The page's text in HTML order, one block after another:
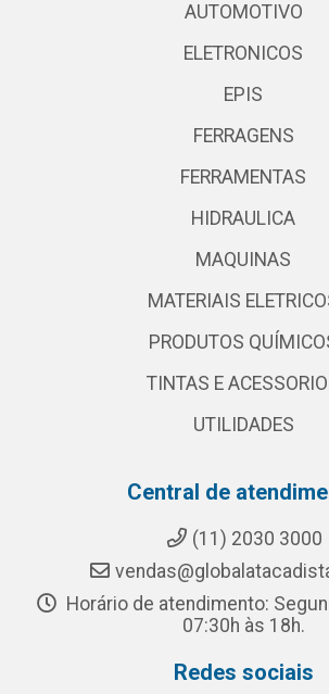
AUTOMOTIVO
ELETRONICOS
EPIS
FERRAGENS
FERRAMENTAS
HIDRAULICA
MAQUINAS
MATERIAIS
PRODUTOS
TINTAS E
UTILIDADES
Central de
(11) 2030 3000
Horário de atendimento:
07:30h às 18h.
Redes sociais